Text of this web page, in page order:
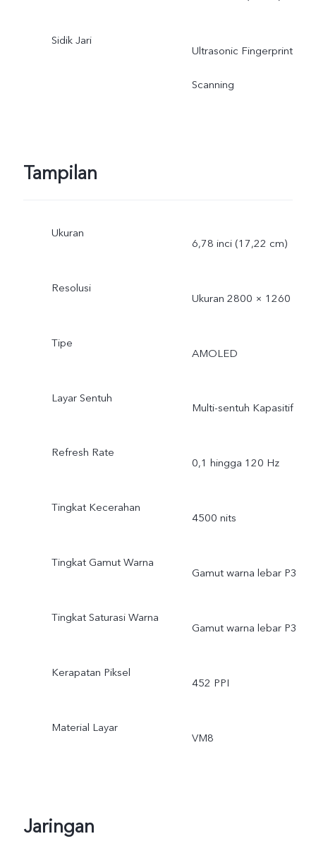
Sidik Jari
Ultrasonic Fingerprint
Scanning
Tampilan
Ukuran
6,78 inci (17,22 cm)
Resolusi
Ukuran 2800 × 1260
Tipe
AMOLED
Layar Sentuh
Multi-sentuh Kapasitif
Refresh Rate
0,1 hingga 120 Hz
Tingkat Kecerahan
4500 nits
Tingkat Gamut Warna
Gamut warna lebar P3
Tingkat Saturasi Warna
Gamut warna lebar P3
Kerapatan Piksel
452 PPI
Material Layar
VM8
Jaringan